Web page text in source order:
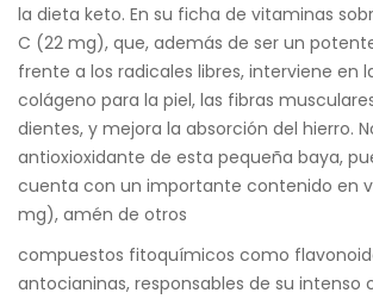
la dieta keto. En su ficha de vitaminas
C (22 mg), que, además de ser un
frente a los radicales libres, interviene en
colágeno para la piel, las fibras
dientes, y mejora la absorción del hierro.
antioxioxidante de esta pequeña baya,
cuenta con un importante contenido en
mg), amén de otros
compuestos fitoquímicos como
antocianinas, responsables de su intenso